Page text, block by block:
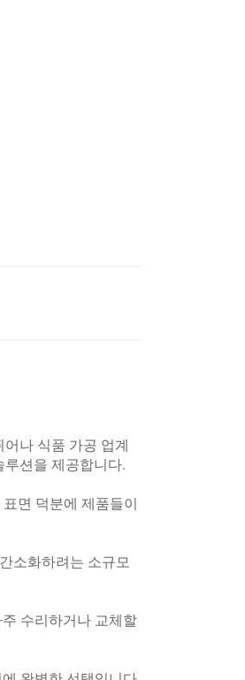
나 식품 가공 업계
션을 제공합니다.
면 덕분에 제품들이
소화하려는 소규모
수리하거나 교체할